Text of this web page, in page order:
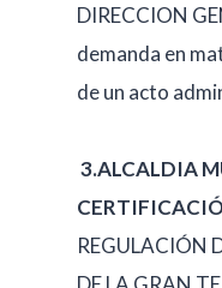
DIRECCION
demanda en
de un acto
3.ALCALDIA
REGULACIÓN